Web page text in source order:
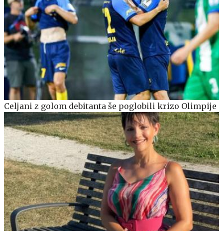
Celjani z golom debitanta še poglobili krizo Olimpije